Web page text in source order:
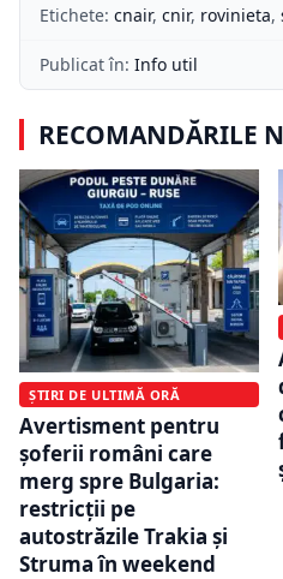
Etichete: cnair, cnir, rovinieta,
Publicat în: Info util
RECOMANDĂRILE
ȘTIRI DE ULTIMĂ ORĂ
Avertisment pentru
șoferii români care
merg spre Bulgaria:
restricții pe
autostrăzile Trakia și
Struma în weekend